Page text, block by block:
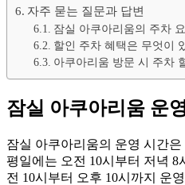
자주 묻는 질문과 답변
잠실 아쿠아리움의 주차
할인 주차 혜택은 무엇이
아쿠아리움 방문 시 주차
잠실 아쿠아리움 운
잠실 아쿠아리움의 운영 시간
평일에는 오전 10시부터 저녁 8
전 10시부터 오후 10시까지 운